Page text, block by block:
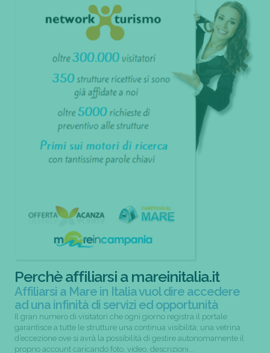
Perchè affiliarsi a mareinitalia.it
Affiliarsi a Mare in Italia vuol dire accedere
ad una infinità di servizi ed opportunità
Il gran numero di visitatori che ogni giorno registra il portale
garantisce a tutte le strutture una continua visibilità; una vetrina
d’eccezione ove si avrà la possibilità di gestire autonomamente il
proprio account caricando foto, video, descrizioni...